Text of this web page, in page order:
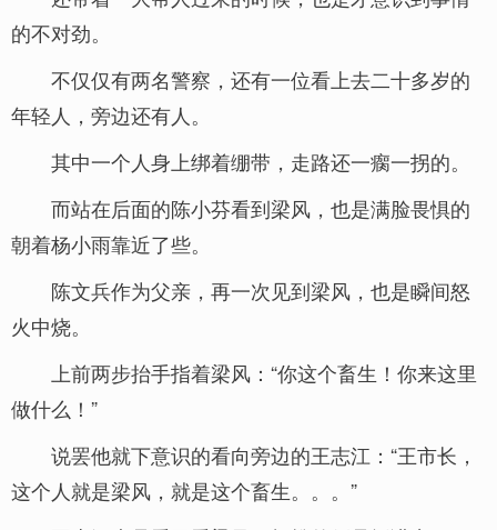
的不对劲。
不仅仅有两名警察，还有一位看上去二十多岁的
年轻人，旁边还有人。
其中一个人身上绑着绷带，走路还一瘸一拐的。
而站在后面的陈小芬看到梁风，也是满脸畏惧的
朝着杨小雨靠近了些。
陈文兵作为父亲，再一次见到梁风，也是瞬间怒
火中烧。
上前两步抬手指着梁风：“你这个畜生！你来这里
做什么！”
说罢他就下意识的看向旁边的王志江：“王市长，
这个人就是梁风，就是这个畜生。。。”